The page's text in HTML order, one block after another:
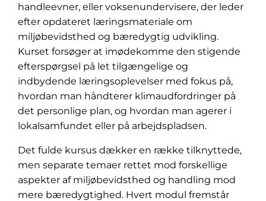
handleevner, eller voksenundervisere, der leder
efter opdateret læringsmateriale om
miljøbevidsthed og bæredygtig udvikling.
Kurset forsøger at imødekomme den stigende
efterspørgsel på let tilgængelige og
indbydende læringsoplevelser med fokus på,
hvordan man håndterer klimaudfordringer på
det personlige plan, og hvordan man agerer i
lokalsamfundet eller på arbejdspladsen.
Det fulde kursus dækker en række tilknyttede,
men separate temaer rettet mod forskellige
aspekter af miljøbevidsthed og handling mod
mere bæredygtighed. Hvert modul fremstår